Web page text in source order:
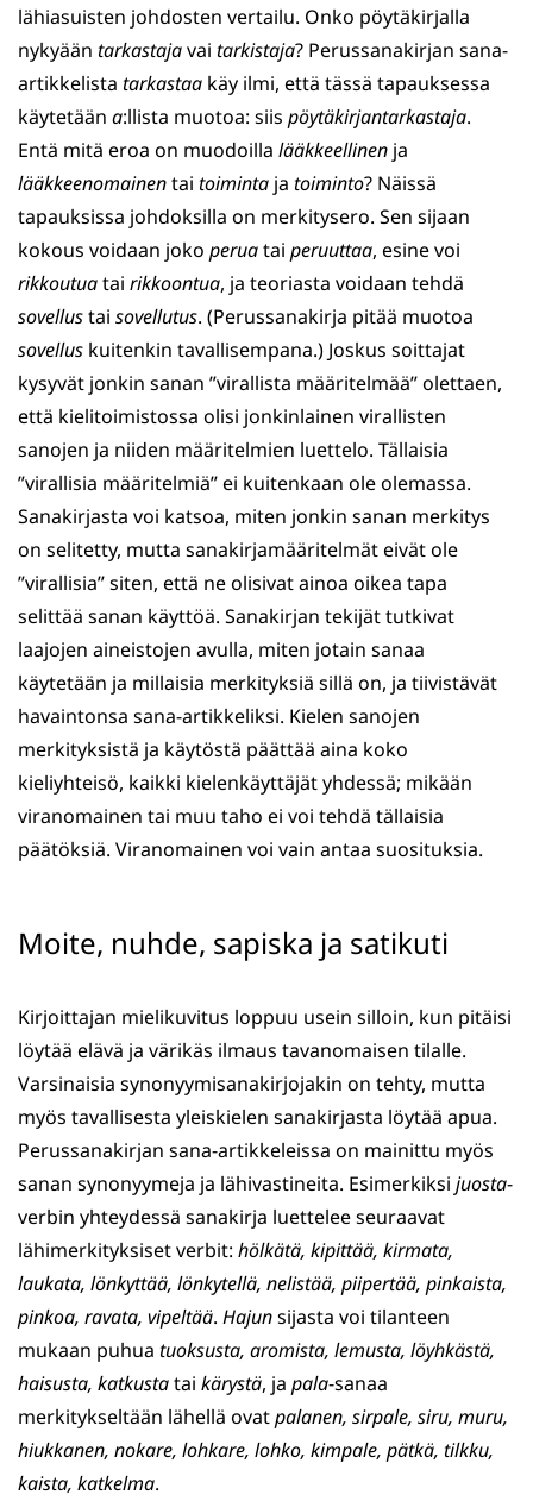
lähiasuisten johdosten vertailu. Onko pöytäkirjalla
nykyään tarkastajavai tarkistaja? Perussanakirjan sana-
artikkelista tarkastaa käy ilmi, että tässä tapauksessa
käytetään a:llista muotoa: siis pöytäkirjantarkastaja.
Entä mitä eroa on muodoilla lääkkeellinen ja
lääkkeenomainentai toiminta ja toiminto? Näissä
tapauksissa johdoksilla on merkitysero. Sen sijaan
kokous voidaan joko peruatai peruuttaa, esine voi
rikkoutuatai rikkoontua, ja teoriasta voidaan tehdä
sovellustai sovellutus. (Perussanakirja pitää muotoa
sovellus kuitenkin tavallisempana.) Joskus soittajat
kysyvät jonkin sanan ”virallista määritelmää” olettaen,
että kielitoimistossa olisi jonkinlainen virallisten
sanojen ja niiden määritelmien luettelo. Tällaisia
”virallisia määritelmiä” ei kuitenkaan ole olemassa.
Sanakirjasta voi katsoa, miten jonkin sanan merkitys
on selitetty, mutta sanakirjamääritelmät eivät ole
”virallisia” siten, että ne olisivat ainoa oikea tapa
selittää sanan käyttöä. Sanakirjan tekijät tutkivat
laajojen aineistojen avulla, miten jotain sanaa
käytetään ja millaisia merkityksiä sillä on, ja tiivistävät
havaintonsa sana-artikkeliksi. Kielen sanojen
merkityksistä ja käytöstä päättää aina koko
kieliyhteisö, kaikki kielenkäyttäjät yhdessä; mikään
viranomainen tai muu taho ei voi tehdä tällaisia
päätöksiä. Viranomainen voi vain antaa suosituksia.
Moite, nuhde, sapiska ja satikuti
Kirjoittajan mielikuvitus loppuu usein silloin, kun pitäisi
löytää elävä ja värikäs ilmaus tavanomaisen tilalle.
Varsinaisia synonyymisanakirjojakin on tehty, mutta
myös tavallisesta yleiskielen sanakirjasta löytää apua.
Perussanakirjan sana-artikkeleissa on mainittu myös
sanan synonyymeja ja lähivastineita. Esimerkiksi juosta-
verbin yhteydessä sanakirja luettelee seuraavat
lähimerkityksiset verbit: hölkätä, kipittää, kirmata,
laukata, lönkyttää, lönkytellä, nelistää, piipertää, pinkaista,
pinkoa, ravata, vipeltää. Hajunsijasta voi tilanteen
mukaan puhua tuoksusta, aromista, lemusta, löyhkästä,
haisusta, katkustatai kärystä, ja pala-sanaa
merkitykseltään lähellä ovatpalanen, sirpale, siru, muru,
hiukkanen, nokare, lohkare, lohko, kimpale, pätkä, tilkku,
kaista, katkelma.